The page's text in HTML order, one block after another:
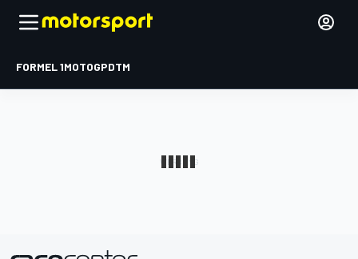
FORMEL 1MOTOGPDTM